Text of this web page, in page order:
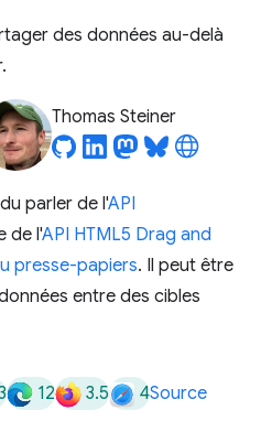
des données au-delà
Thomas Steiner
parler de l'API
de l'API HTML5 Drag and
presse-papiers. Il peut être
entre des cibles
12 3.5 4Source